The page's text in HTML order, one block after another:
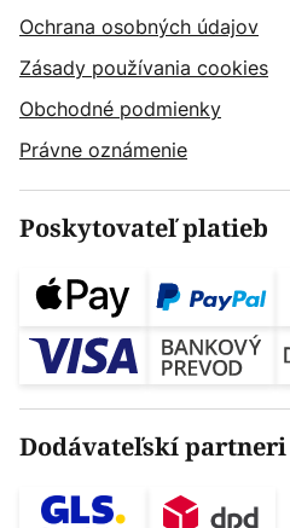
Ochrana osobných údajov
Zásady používania cookies
Obchodné podmienky
Právne oznámenie
Poskytovateľ platieb
Dodávateľskí partneri